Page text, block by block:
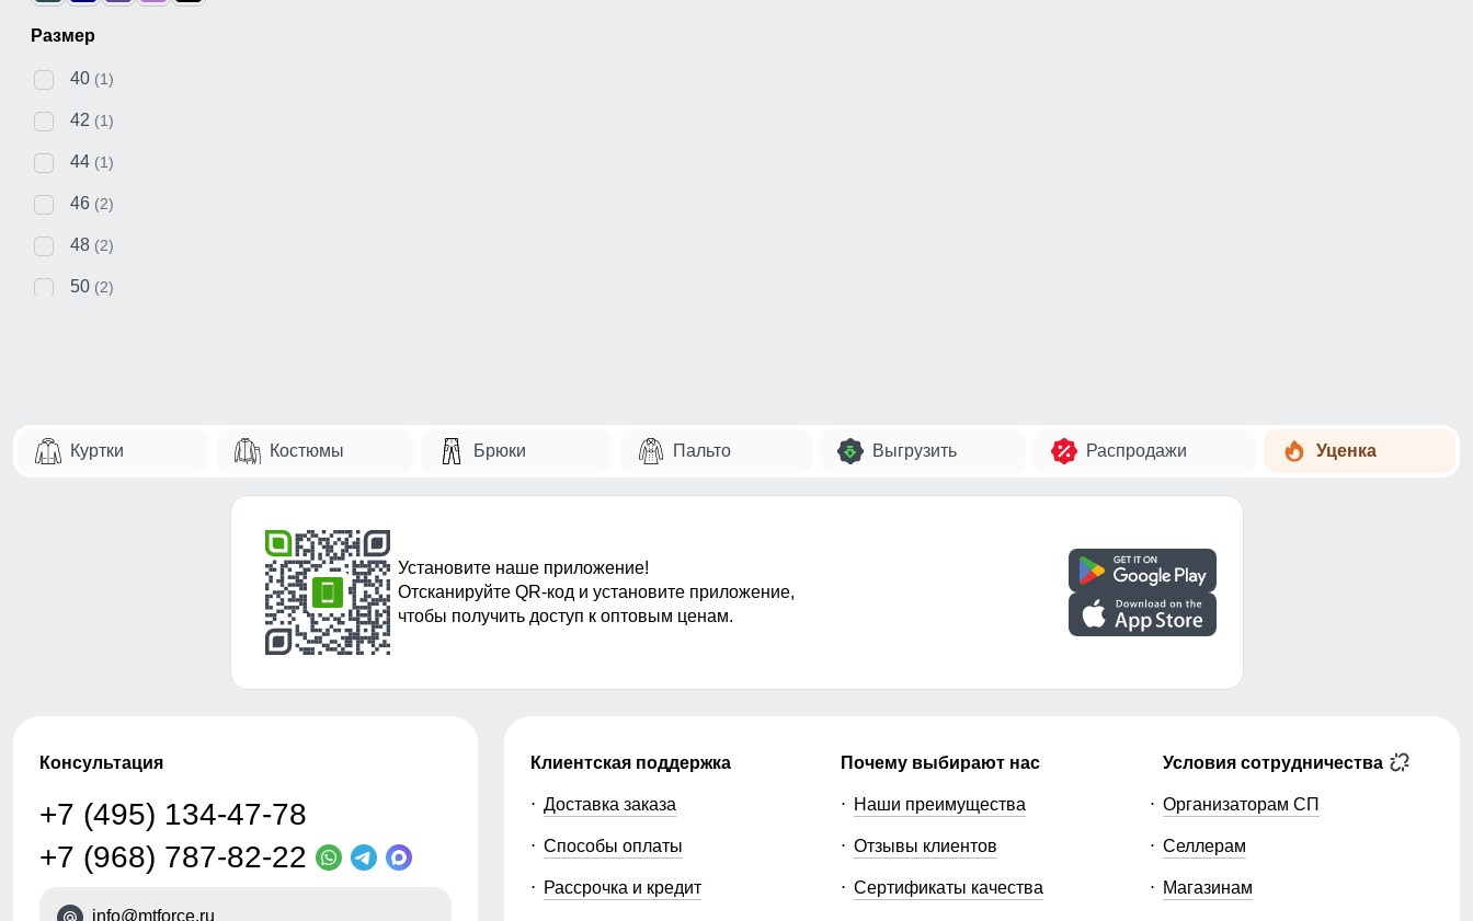
Размер
40 (1)
42 (1)
44 (1)
46 (2)
48 (2)
50 (2)
Куртки Костюмы Брюки Пальто Выгрузить Распродажи Уценка
Установите наше приложение!
Отсканируйте QR-код и установите приложение,
чтобы получить доступ к оптовым ценам.
Консультация
+7 (495) 134-47-78
+7 (968) 787-82-22
info@mtforce.ru
Клиентская поддержка
Доставка заказа
Способы оплаты
Рассрочка и кредит
Почему выбирают нас
Наши преимущества
Отзывы клиентов
Сертификаты качества
Условия сотрудничества
Организаторам СП
Селлерам
Магазинам